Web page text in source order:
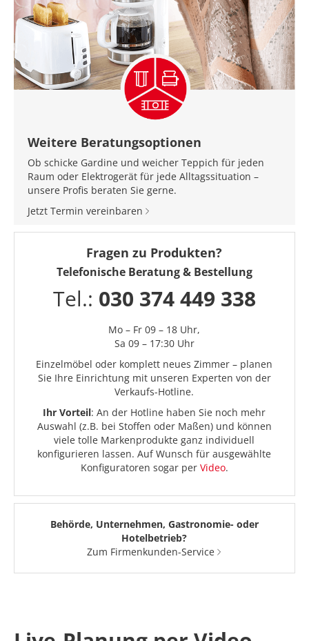
Weitere Beratungsoptionen
Ob schicke Gardine und weicher Teppich für jeden
Raum oder Elektrogerät für jede Alltagssituation –
unsere Profis beraten Sie gerne.
Jetzt Termin vereinbaren
Fragen zu Produkten?
Telefonische Beratung & Bestellung
Tel.: 030 374 449 338
Mo – Fr 09 – 18 Uhr,
Sa 09 – 17:30 Uhr
Einzelmöbel oder komplett neues Zimmer – planen
Sie Ihre Einrichtung mit unseren Experten von der
Verkaufs-Hotline.
Ihr Vorteil: An der Hotline haben Sie noch mehr
Auswahl (z.B. bei Stoffen oder Maßen) und können
viele tolle Markenprodukte ganz individuell
konfigurieren lassen. Auf Wunsch für ausgewählte
Konfiguratoren sogar per Video.
Behörde, Unternehmen, Gastronomie- oder
Hotelbetrieb?
Zum Firmenkunden-Service